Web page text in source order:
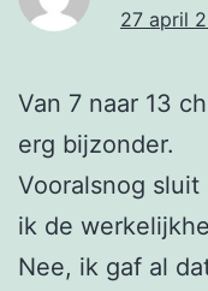
27 april
Van 7 naar 13
erg bijzonder.
Vooralsnog
ik de
Nee, ik gaf al